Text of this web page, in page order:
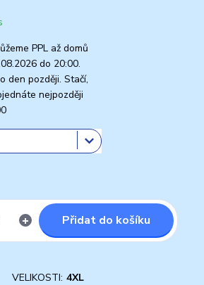
PPL až domů
do 20:00.
den později. Stačí,
nejpozději
Přidat do košíku
VELIKOSTI: 4XL